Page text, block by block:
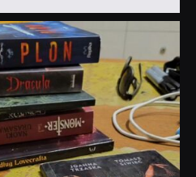
Lip 31